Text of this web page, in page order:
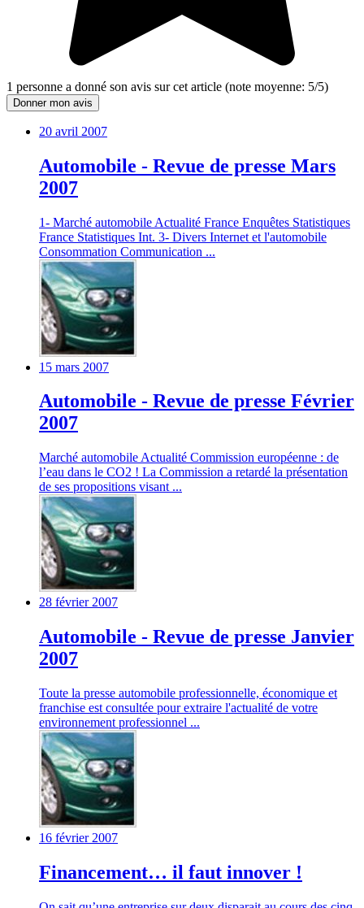
1 personne a donné son avis sur cet article (note moyenne: 5/5)
Donner mon avis
20 avril 2007
Automobile - Revue de presse Mars
2007
1- Marché automobile Actualité France Enquêtes Statistiques
France Statistiques Int. 3- Divers Internet et l'automobile
Consommation Communication ...
15 mars 2007
Automobile - Revue de presse Février
2007
Marché automobile Actualité Commission européenne : de
l’eau dans le CO2 ! La Commission a retardé la présentation
de ses propositions visant ...
28 février 2007
Automobile - Revue de presse Janvier
2007
Toute la presse automobile professionnelle, économique et
franchise est consultée pour extraire l'actualité de votre
environnement professionnel ...
16 février 2007
Financement… il faut innover !